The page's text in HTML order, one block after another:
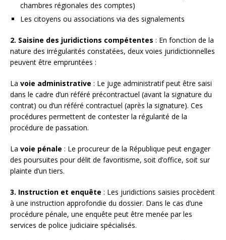
chambres régionales des comptes)
Les citoyens ou associations via des signalements
2. Saisine des juridictions compétentes : En fonction de la
nature des irrégularités constatées, deux voies juridictionnelles
peuvent être empruntées :
La voie administrative : Le juge administratif peut être saisi
dans le cadre d’un référé précontractuel (avant la signature du
contrat) ou d’un référé contractuel (après la signature). Ces
procédures permettent de contester la régularité de la
procédure de passation.
La voie pénale : Le procureur de la République peut engager
des poursuites pour délit de favoritisme, soit d’office, soit sur
plainte d’un tiers.
3. Instruction et enquête : Les juridictions saisies procèdent
à une instruction approfondie du dossier. Dans le cas d’une
procédure pénale, une enquête peut être menée par les
services de police judiciaire spécialisés.